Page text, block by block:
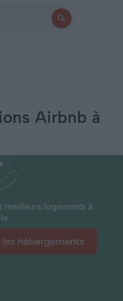
Airbnb à
meilleurs logements à
les hébergements